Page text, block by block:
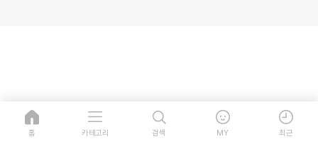
홈 카테고리 검색 MY 최근